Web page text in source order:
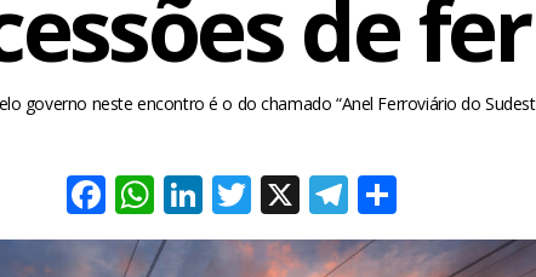
de
governo neste encontro é o do chamado “Anel Ferroviário do
Facebook
WhatsApp
LinkedIn
Twitter
X Telegram